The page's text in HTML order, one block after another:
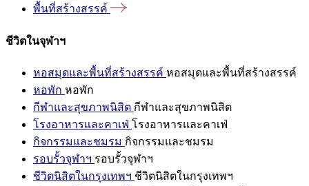
พื้นที่สร้างสรรค์
ชีวิตในจุฬาฯ
หอสมุดและพื้นที่สร้างสรรค์ หอสมุดและพื้นที่สร้างสรรค์
หอพัก หอพัก
กีฬาและสุขภาพนิสิต กีฬาและสุขภาพนิสิต
โรงอาหารและคาเฟ่ โรงอาหารและคาเฟ่
กิจกรรมและชมรม กิจกรรมและชมรม
รอบรั้วจุฬาฯ รอบรั้วจุฬาฯ
ชีวิตนิสิตในกรุงเทพฯ ชีวิตนิสิตในกรุงเทพฯ